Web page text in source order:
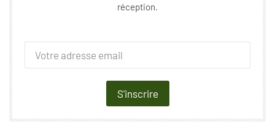
réception.
S'inscrire